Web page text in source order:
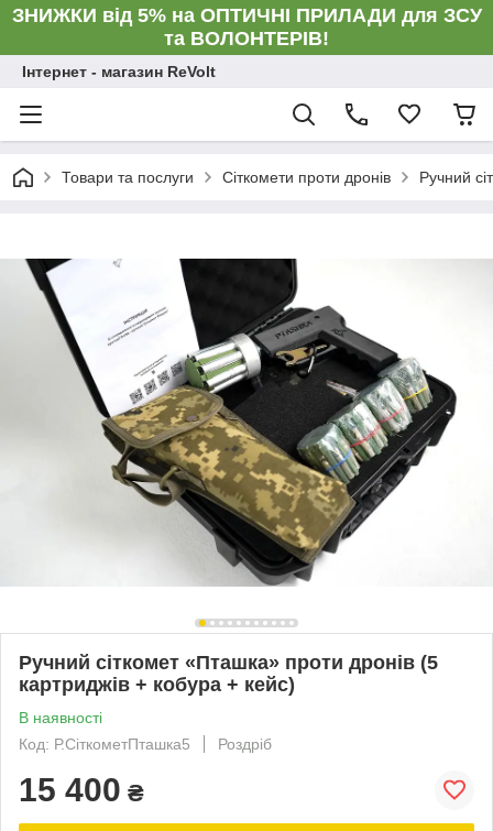
ЗНИЖКИ від 5% на ОПТИЧНІ ПРИЛАДИ для ЗСУ
та ВОЛОНТЕРІВ!
Інтернет - магазин ReVolt
Товари та послуги Сіткомети проти дронів Ручний
Ручний сіткомет «Пташка» проти дронів (5
картриджів + кобура + кейс)
В наявності
Код: Р.СіткометПташка5
Роздріб
15 400 ₴